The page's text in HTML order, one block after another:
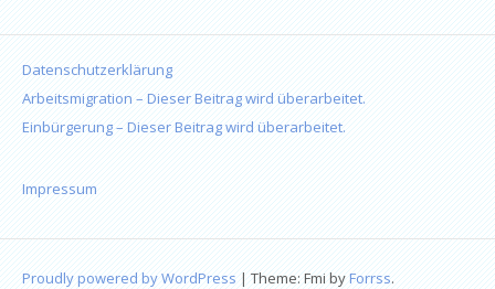
Datenschutzerklärung
Arbeitsmigration – Dieser Beitrag wird überarbeitet.
Einbürgerung – Dieser Beitrag wird überarbeitet.
Impressum
Proudly powered by WordPress|Theme: Fmi byForrss.